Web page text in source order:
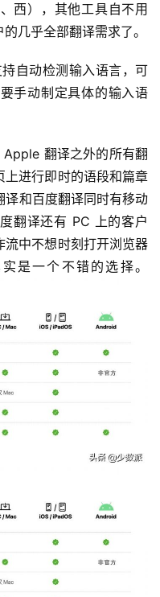
西），其他工具自不用
几乎全部翻译需求了。
手动制定具体的输入语
进行即时的语段和篇章
和百度翻译同时有移动
翻译还有 PC 上的客户
中不想时刻打开浏览器
是一个不错的选择。